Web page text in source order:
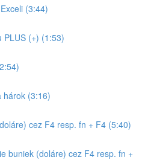
(3:44)
PLUS (+) (1:53)
hárok (3:16)
cez F4 resp. fn + F4 (5:40)
buniek (doláre) cez F4 resp. fn +